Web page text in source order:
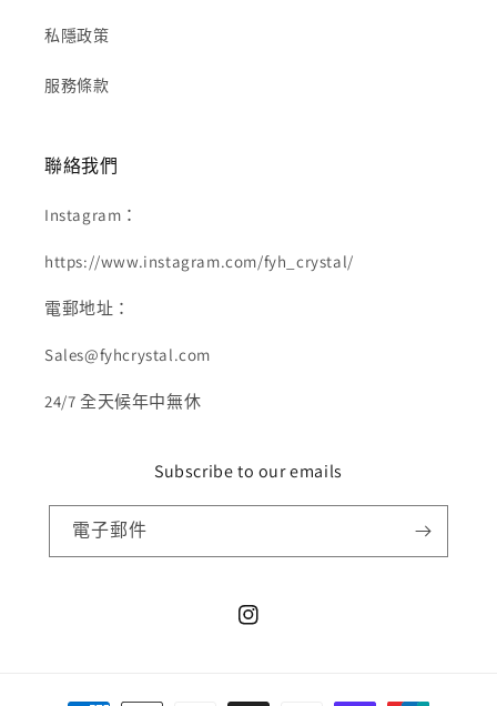
私隱政策
服務條款
聯絡我們
Instagram：
https://www.instagram.com/fyh_crystal/
電郵地址：
Sales@fyhcrystal.com
24/7 全天候年中無休
Subscribe to our emails
電子郵件
Instagram